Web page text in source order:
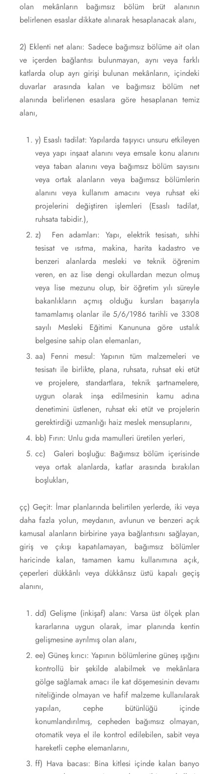
olan mekânların bağımsız bölüm brüt alanının
belirlenen esaslar dikkate alınarak hesaplanacak alanı,
2) Eklenti net alanı: Sadece bağımsız bölüme ait olan
ve içerden bağlantısı bulunmayan, aynı veya farklı
katlarda olup ayrı girişi bulunan mekânların, içindeki
duvarlar arasında kalan ve bağımsız bölüm net
alanında belirlenen esaslara göre hesaplanan temiz
alanı,
y) Esaslı tadilat: Yapılarda taşıyıcı unsuru etkileyen
veya yapı inşaat alanını veya emsale konu alanını
veya taban alanını veya bağımsız bölüm sayısını
veya ortak alanların veya bağımsız bölümlerin
alanını veya kullanım amacını veya ruhsat eki
projelerini değiştiren işlemleri (Esaslı tadilat,
ruhsata tabidir.),
z) Fen adamları: Yapı, elektrik tesisatı, sıhhi
tesisat ve ısıtma, makina, harita kadastro ve
benzeri alanlarda mesleki ve teknik öğrenim
veren, en az lise dengi okullardan mezun olmuş
veya lise mezunu olup, bir öğretim yılı süreyle
bakanlıkların açmış olduğu kursları başarıyla
tamamlamış olanlar ile 5/6/1986 tarihli ve 3308
sayılı Mesleki Eğitimi Kanununa göre ustalık
belgesine sahip olan elemanları,
aa) Fenni mesul: Yapının tüm malzemeleri ve
tesisatı ile birlikte, plana, ruhsata, ruhsat eki etüt
ve projelere, standartlara, teknik şartnamelere,
uygun olarak inşa edilmesinin kamu adına
denetimini üstlenen, ruhsat eki etüt ve projelerin
gerektirdiği uzmanlığı haiz meslek mensuplarını,
bb) Fırın: Unlu gıda mamulleri üretilen yerleri,
cc) Galeri boşluğu: Bağımsız bölüm içerisinde
veya ortak alanlarda, katlar arasında bırakılan
boşlukları,
çç) Geçit: İmar planlarında belirtilen yerlerde, iki veya
daha fazla yolun, meydanın, avlunun ve benzeri açık
kamusal alanların birbirine yaya bağlantısını sağlayan,
giriş ve çıkışı kapatılamayan, bağımsız bölümler
haricinde kalan, tamamen kamu kullanımına açık,
çeperleri dükkânlı veya dükkânsız üstü kapalı geçiş
alanını,
dd) Gelişme (inkişaf) alanı: Varsa üst ölçek plan
kararlarına uygun olarak, imar planında kentin
gelişmesine ayrılmış olan alanı,
ee) Güneş kırıcı: Yapının bölümlerine güneş ışığını
kontrollü bir şekilde alabilmek ve mekânlara
gölge sağlamak amacı ile kat döşemesinin devamı
niteliğinde olmayan ve hafif malzeme kullanılarak
yapılan, cephe bütünlüğü içinde
konumlandırılmış, cepheden bağımsız olmayan,
otomatik veya el ile kontrol edilebilen, sabit veya
hareketli cephe elemanlarını,
ff) Hava bacası: Bina kitlesi içinde kalan banyo